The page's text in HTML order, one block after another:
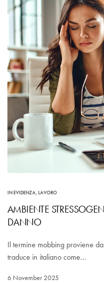
IN EVIDENZA, LAVORO
AMBIENTE
DANNO
Il termine mobbing proviene
traduce in italiano come…
6 November 2025